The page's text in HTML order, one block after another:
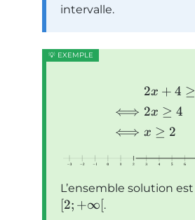
intervalle.
⟺
⟺
2x + 4 ≥
2x ≥ 4
x ≥ 2
L’ensemble solution est
[2; +∞[.